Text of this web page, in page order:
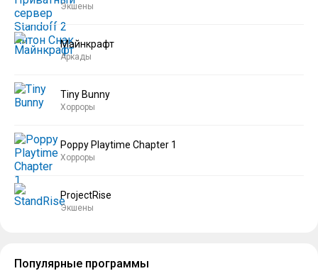
Экшены
Майнкрафт
Аркады
Tiny Bunny
Хорроры
Poppy Playtime Chapter 1
Хорроры
ProjectRise
Экшены
Популярные программы